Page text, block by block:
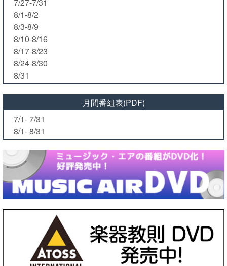
8/1-8/2
8/3-8/9
8/10-8/16
8/17-8/23
8/24-8/30
8/31
月間番組表(PDF)
7/1- 7/31
8/1- 8/31